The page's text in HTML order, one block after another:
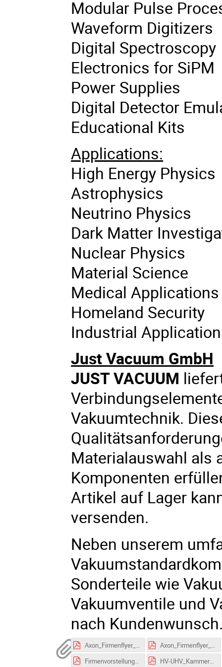
Modular Pulse
Waveform Digitizers
Digital Spectroscopy
Electronics for SiPM
Power Supplies
Digital Detector
Educational Kits
Applications:
High Energy Physics
Astrophysics
Neutrino Physics
Dark Matter
Nuclear Physics
Material Science
Medical Applications
Homeland Security
Industrial
Just Vacuum GmbH
JUST VACUUM
Vakuumtechnik.
Materialauswahl als
Komponenten
Artikel auf Lager
versenden.
Neben unserem
Sonderteile wie
Vakuumventile und
nach
Axon_Firmenflyer_de.pdf
Axon_Firmenflyer_en.pdf
Firmenvorstellung für GSI-Englisch_3107_komp..pdf
HV-UHV_Kammer_JUST_VACUUM.pdf